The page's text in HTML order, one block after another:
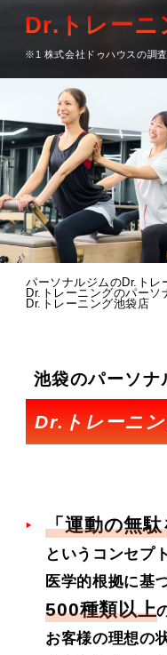
Dr.トレーニ
※1 株式会社ドゥハウスの調査
パーソナルジムのDr.トレ
Dr.トレーニングのパーソ
Dr.トレーニング池袋店
池袋のパーソナ
Dr.トレーニ
「運動の無
というコンセプ
医学的根拠に基
500種類以上
お客様の理想の